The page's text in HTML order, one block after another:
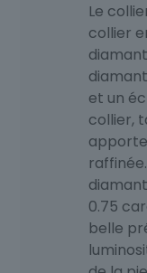
Le
collier
et un
collier,
0.75
belle